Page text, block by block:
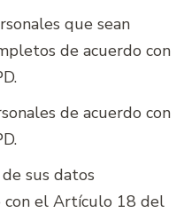
que sean
de acuerdo con
de acuerdo con
sus datos
con el Artículo 18 del